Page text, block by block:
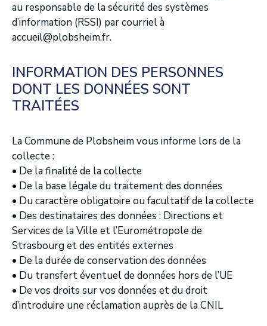
au responsable de la sécurité des systèmes
d’information (RSSI) par courriel à
accueil@plobsheim.fr.
INFORMATION DES PERSONNES
DONT LES DONNÉES SONT
TRAITÉES
La Commune de Plobsheim vous informe lors de la
collecte :
• De la finalité de la collecte
• De la base légale du traitement des données
• Du caractère obligatoire ou facultatif de la collecte
• Des destinataires des données : Directions et
Services de la Ville et l’Eurométropole de
Strasbourg et des entités externes
• De la durée de conservation des données
• Du transfert éventuel de données hors de l’UE
• De vos droits sur vos données et du droit
d’introduire une réclamation auprès de la CNIL